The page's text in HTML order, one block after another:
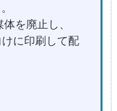
を廃止し、
に印刷して配